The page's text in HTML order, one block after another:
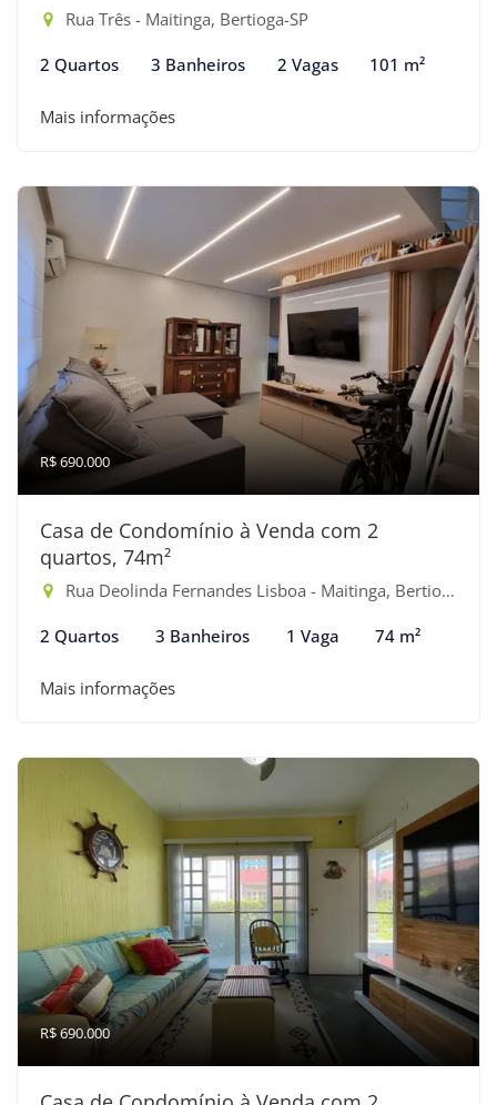
Rua Três - Maitinga, Bertioga-SP
2 Quartos 3 Banheiros 2 Vagas 101 m²
Mais informações
R$ 690.000
Casa de Condomínio à Venda com 2
quartos, 74m²
Rua Deolinda Fernandes Lisboa - Maitinga, Bertioga-SP
2 Quartos 3 Banheiros 1 Vaga 74 m²
Mais informações
R$ 690.000